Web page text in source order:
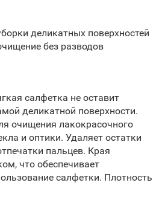
деликатных поверхностей
без разводов
салфетка не оставит
деликатной поверхности.
очищения лакокрасочного
и оптики. Удаляет остатки
пальцев. Края
что обеспечивает
салфетки. Плотность